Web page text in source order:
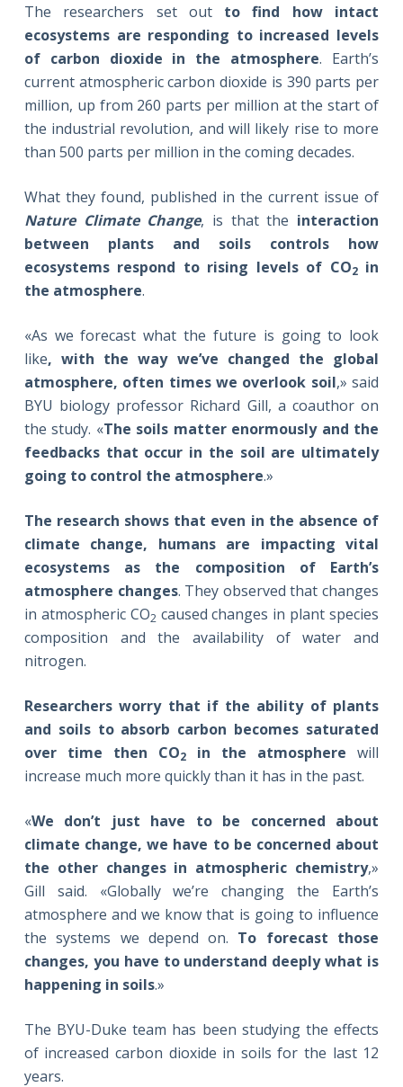
The researchers set out to find how intact
ecosystems are responding to increased levels
of carbon dioxide in the atmosphere. Earth’s
current atmospheric carbon dioxide is 390 parts per
million, up from 260 parts per million at the start of
the industrial revolution, and will likely rise to more
than 500 parts per million in the coming decades.
What they found, published in the current issue of
Nature Climate Change, is that the interaction
between plants and soils controls how
ecosystems respond to rising levels of CO2in
the atmosphere.
«As we forecast what the future is going to look
like, with the way we’ve changed the global
atmosphere, often times we overlook soil,» said
BYU biology professor Richard Gill, a coauthor on
the study. «The soils matter enormously and the
feedbacks that occur in the soil are ultimately
going to control the atmosphere.»
The research shows that even in the absence of
climate change, humans are impacting vital
ecosystems as the composition of Earth’s
atmosphere changes. They observed that changes
in atmospheric CO2 caused changes in plant species
composition and the availability of water and
nitrogen.
Researchers worry that if the ability of plants
and soils to absorb carbon becomes saturated
over time then CO2in the atmosphere will
increase much more quickly than it has in the past.
«We don’t just have to be concerned about
climate change, we have to be concerned about
the other changes in atmospheric chemistry,»
Gill said. «Globally we’re changing the Earth’s
atmosphere and we know that is going to influence
the systems we depend on. To forecast those
changes, you have to understand deeply what is
happening in soils.»
The BYU-Duke team has been studying the effects
of increased carbon dioxide in soils for the last 12
years.